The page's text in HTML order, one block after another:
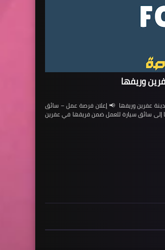
وريفها
عفرين وريفها 📢 إعلان فرصة عمل – سائق
إلى سائق سيارة للعمل ضمن فريقها في عفرين